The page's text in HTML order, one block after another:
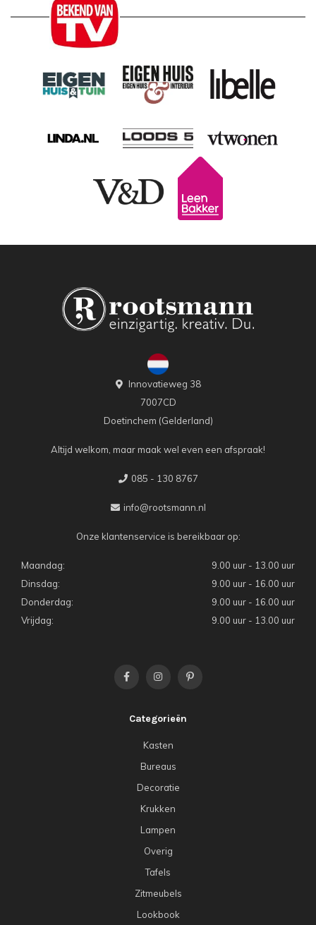
Innovatieweg 38
7007CD
Doetinchem (Gelderland)
Altijd welkom, maar maak wel even een afspraak!
085 - 130 8767
info@rootsmann.nl
Onze klantenservice is bereikbaar op:
Maandag:
9.00 uur - 13.00 uur
Dinsdag:
9.00 uur - 16.00 uur
Donderdag:
9.00 uur - 16.00 uur
Vrijdag:
9.00 uur - 13.00 uur
Categorieën
Kasten
Bureaus
Decoratie
Krukken
Lampen
Overig
Tafels
Zitmeubels
Lookbook